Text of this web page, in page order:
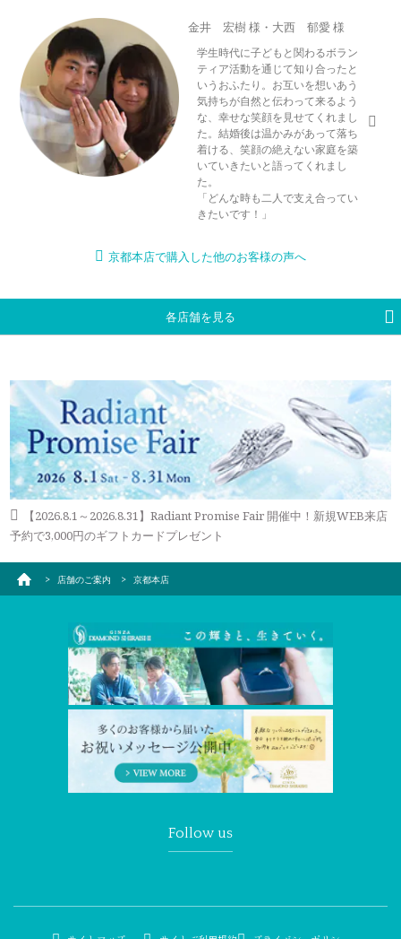
金井 宏樹 様・大西 郁愛 様
学生時代に子どもと関わるボラン
ティア活動を通じて知り合ったと
いうおふたり。お互いを想いあう
気持ちが自然と伝わって来るよう
な、幸せな笑顔を見せてくれまし
た。結婚後は温かみがあって落ち
着ける、笑顔の絶えない家庭を築
いていきたいと語ってくれまし
た。
「どんな時も二人で支え合ってい
きたいです！」
京都本店で購入した他のお客様の声へ
各店舗を見る
【2026.8.1～2026.8.31】Radiant Promise Fair 開催中！新規WEB来店
予約で3,000円のギフトカードプレゼント
店舗のご案内 京都本店
Follow us